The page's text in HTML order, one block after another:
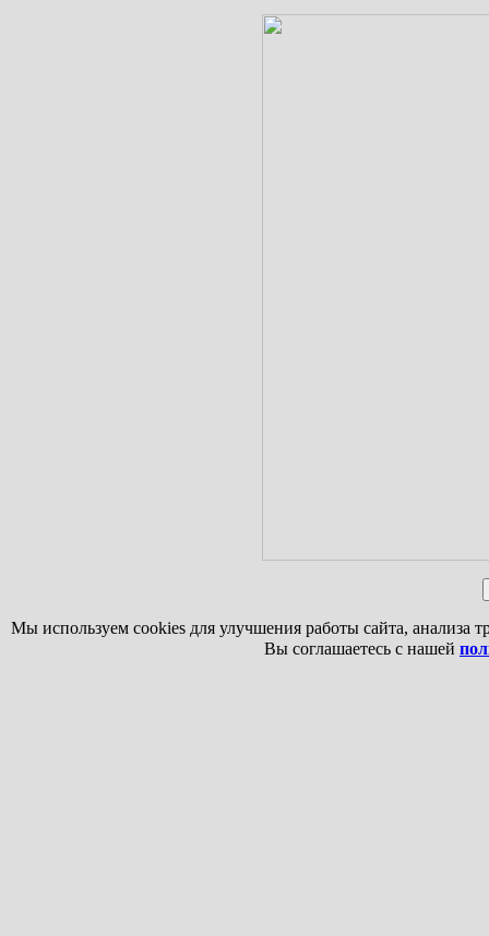
Мы используем cookies для улучшения работы сайта, анализа
Вы соглашаетесь с нашей